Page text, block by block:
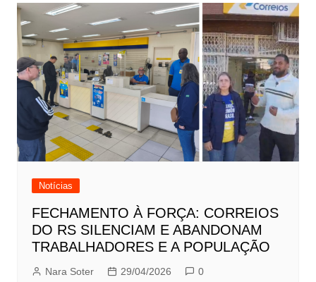
Notícias
FECHAMENTO À FORÇA: CORREIOS
DO RS SILENCIAM E ABANDONAM
TRABALHADORES E A POPULAÇÃO
Nara Soter 29/04/2026 0